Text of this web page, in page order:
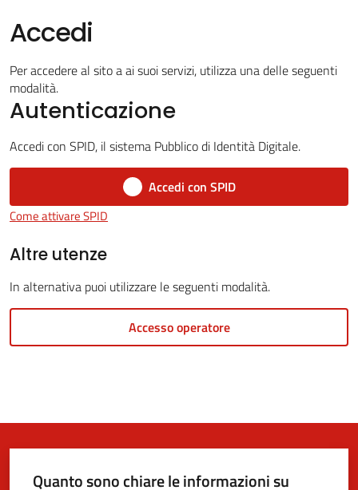
Casalfiumanese
on-
gli
Accedi
Per accedere al sito a ai suoi servizi, utilizza una delle seguenti
modalità.
Autenticazione
Accedi con SPID, il sistema Pubblico di Identità Digitale.
Accedi con SPID
Come attivare SPID
Altre utenze
In alternativa puoi utilizzare le seguenti modalità.
Accesso operatore
Quanto sono chiare le informazioni su